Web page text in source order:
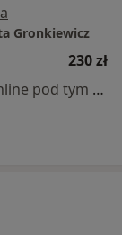
Gronkiewicz
230 zł
Specjalista nie oferuje umawiania online pod tym adresem.